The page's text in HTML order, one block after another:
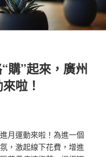
購”起來，廣州
啦！
月運動來啦！為進一個
，激起線下花費，增進